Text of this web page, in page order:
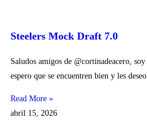
Steelers Mock Draft 7.0
Saludos amigos de @cortinadeacero,
espero que se encuentren bien y les
Read More »
abril 15, 2026